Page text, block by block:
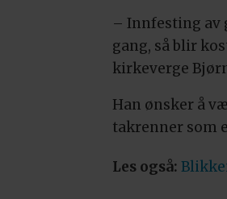
– Innfesting av
gang, så blir
kirkeverge
Han ønsker å
takrenner som
Les også: